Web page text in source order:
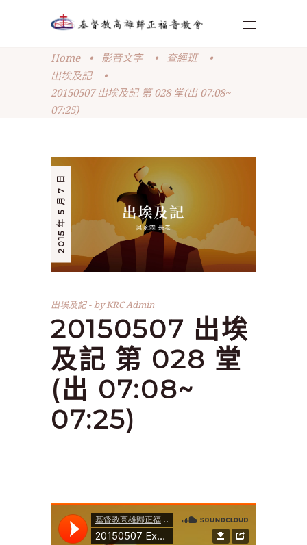
Home • 影音文字 • 查經班
•
出埃及記
•
20150507 出埃及記 第 028 堂(出 07:08~
07:25)
2015 年 5 月 7 日
出埃及記 byKRC Admin
20150507 出埃
及記 第 028 堂
(出 07:08~
07:25)